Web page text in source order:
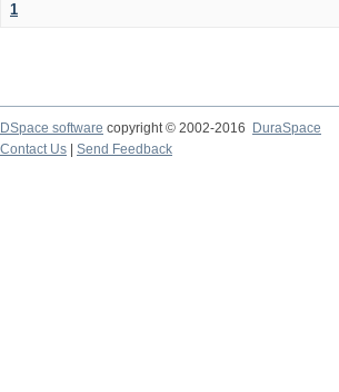
1
DSpace software copyright © 2002-2016
DuraSpace
Contact Us
Send Feedback